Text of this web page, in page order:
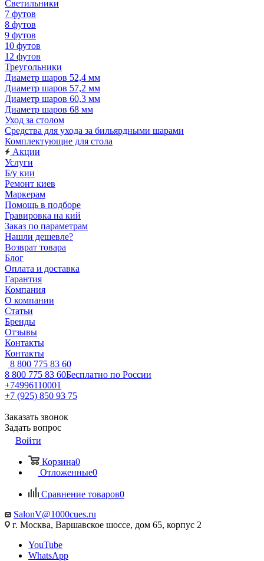
Светильники
7 футов
8 футов
9 футов
10 футов
12 футов
Треугольники
Диаметр шаров 52,4 мм
Диаметр шаров 57,2 мм
Диаметр шаров 60,3 мм
Диаметр шаров 68 мм
Уход за столом
Средства для ухода за бильярдными шарами
Комплектующие для стола
Акции
Услуги
Б/у кии
Ремонт киев
Маркерам
Помощь в подборе
Гравировка на кий
Заказ по параметрам
Нашли дешевле?
Возврат товара
Блог
Оплата и доставка
Гарантия
Компания
О компании
Статьи
Бренды
Отзывы
Контакты
Контакты
8 800 775 83 60
8 800 775 83 60Бесплатно по России
+74996110001
+7 (925) 850 93 75
Заказать звонок
Задать вопрос
Войти
Корзина0
Отложенные0
Сравнение товаров0
SalonV@1000cues.ru
г. Москва, Варшавское шоссе, дом 65, корпус 2
YouTube
WhatsApp